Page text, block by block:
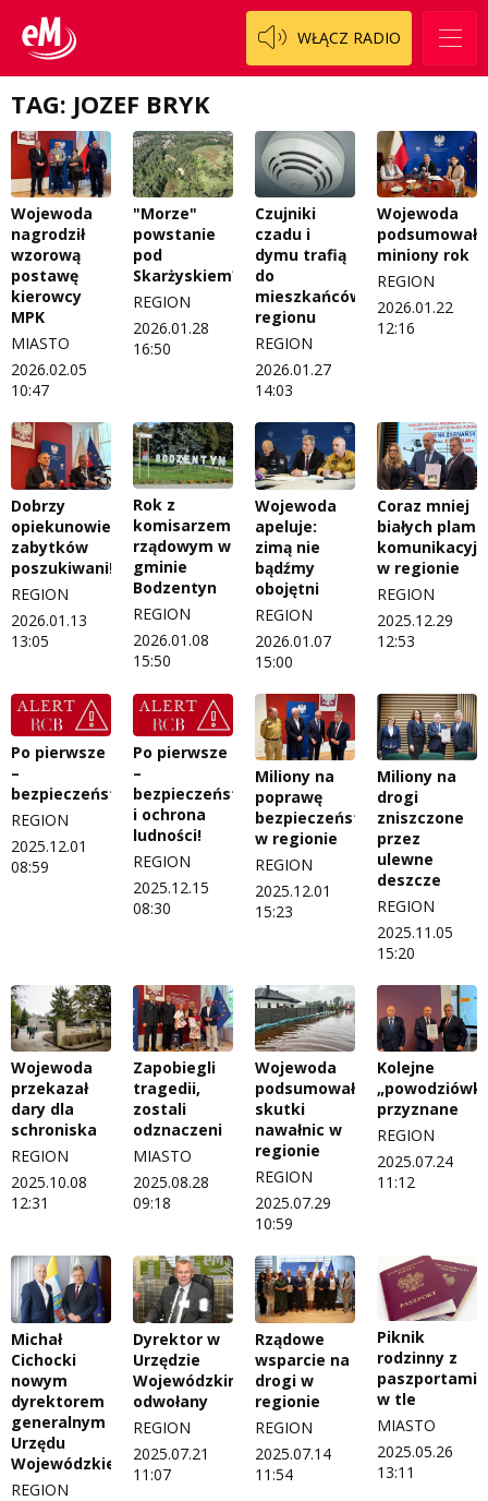
WŁĄCZ RADIO
TAG: JOZEF BRYK
Wojewoda
nagrodził
wzorową
postawę
kierowcy
MPK
MIASTO
2026.02.05
10:47
"Morze"
powstanie
pod
Skarżyskiem?
REGION
2026.01.28
16:50
Czujniki
czadu i
dymu trafią
do
mieszkańców
regionu
REGION
2026.01.27
14:03
Wojewoda
podsumował
miniony rok
REGION
2026.01.22
12:16
Dobrzy
opiekunowie
zabytków
poszukiwani!
REGION
2026.01.13
13:05
Rok z
komisarzem
rządowym w
gminie
Bodzentyn
REGION
2026.01.08
15:50
Wojewoda
apeluje:
zimą nie
bądźmy
obojętni
REGION
2026.01.07
15:00
Coraz mniej
białych plam
w regionie
REGION
2025.12.29
12:53
Po pierwsze
–
bezpieczeństwo!
REGION
2025.12.01
08:59
Po pierwsze
–
bezpieczeństwo
i ochrona
ludności!
REGION
2025.12.15
08:30
Miliony na
poprawę
bezpieczeństwa
w regionie
REGION
2025.12.01
15:23
Miliony na
drogi
zniszczone
przez
ulewne
deszcze
REGION
2025.11.05
15:20
Wojewoda
przekazał
dary dla
schroniska
REGION
2025.10.08
12:31
Zapobiegli
tragedii,
zostali
odznaczeni
MIASTO
2025.08.28
09:18
Wojewoda
podsumował
skutki
nawałnic w
regionie
REGION
2025.07.29
10:59
Kolejne
przyznane
REGION
2025.07.24
11:12
Michał
Cichocki
nowym
dyrektorem
generalnym
Urzędu
Wojewódzkiego
REGION
Dyrektor w
Urzędzie
Wojewódzkim
odwołany
REGION
2025.07.21
11:07
Rządowe
wsparcie na
drogi w
regionie
REGION
2025.07.14
11:54
Piknik
rodzinny z
paszportami
w tle
MIASTO
2025.05.26
13:11